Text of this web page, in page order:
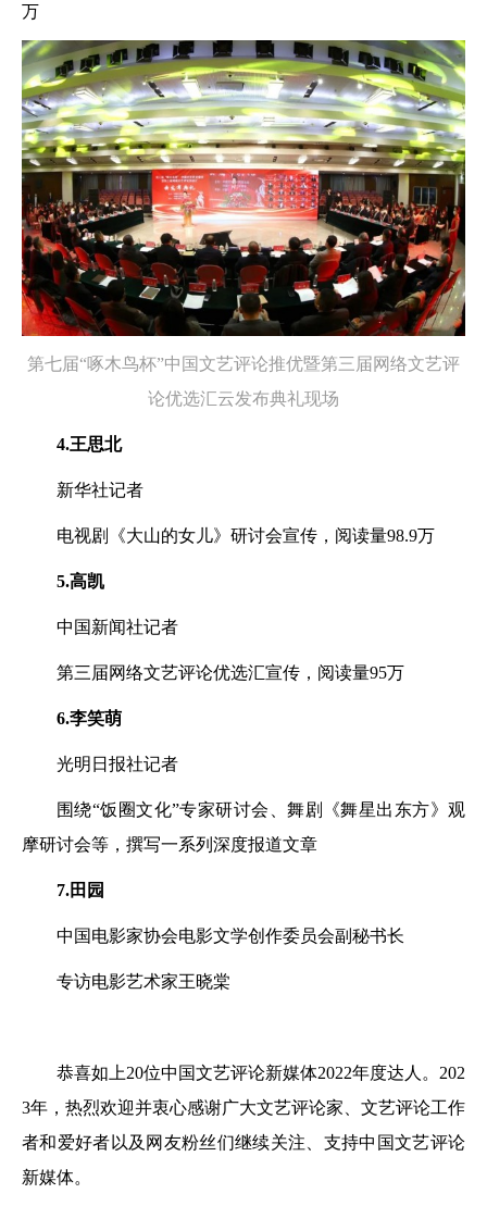
万
第七届“啄木鸟杯”中国文艺评论推优暨第三届网络文艺评
论优选汇云发布典礼现场
4.王思北
新华社记者
电视剧《大山的女儿》研讨会宣传，阅读量98.9万
5.高凯
中国新闻社记者
第三届网络文艺评论优选汇宣传，阅读量95万
6.李笑萌
光明日报社记者
围绕“饭圈文化”专家研讨会、舞剧《舞星出东方》观
摩研讨会等，撰写一系列深度报道文章
7.田园
中国电影家协会电影文学创作委员会副秘书长
专访电影艺术家王晓棠
恭喜如上20位中国文艺评论新媒体2022年度达人。202
3年，热烈欢迎并衷心感谢广大文艺评论家、文艺评论工作
者和爱好者以及网友粉丝们继续关注、支持中国文艺评论
新媒体。